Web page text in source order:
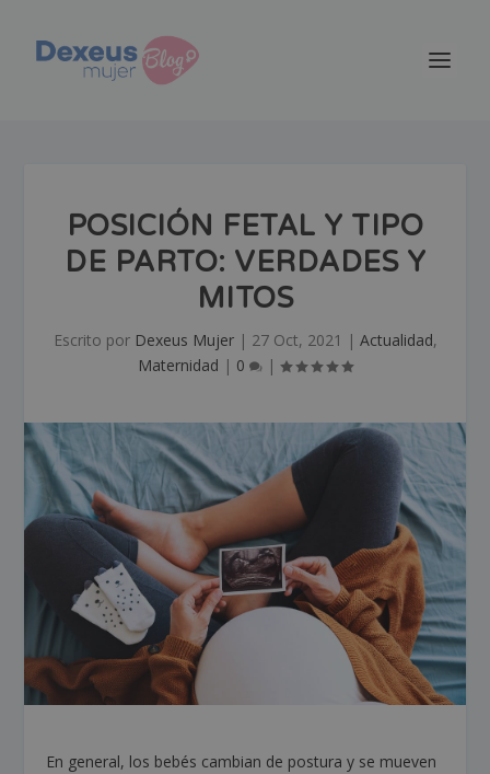
POSICIÓN FETAL Y TIPO
DE PARTO: VERDADES Y
MITOS
Escrito por Dexeus Mujer| 27 Oct, 2021 | Actualidad,
Maternidad | 0 |
En general, los bebés cambian de postura y se mueven